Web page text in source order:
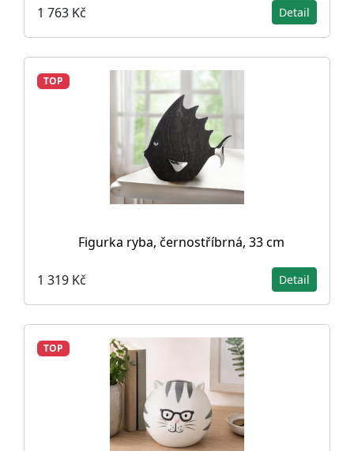
1 763 Kč Detail
TOP
Figurka ryba, černostříbrná, 33 cm
1 319 Kč Detail
TOP